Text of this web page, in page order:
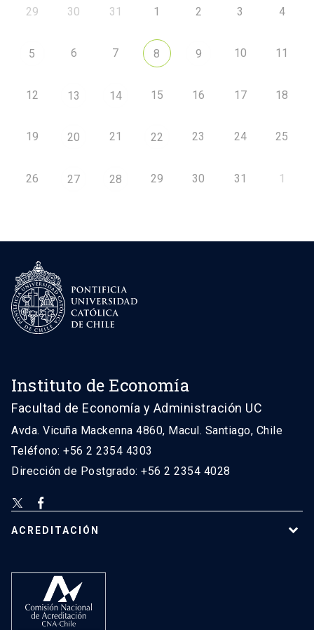
29 30 31 1 2 3 4
5 6 7 8 9 10 11
12 13 14 15 16 17 18
19 20 21 22 23 24 25
26 27 28 29 30 31 1
Instituto de Economía
Facultad de Economía y Administración UC
Avda. Vicuña Mackenna 4860, Macul. Santiago, Chile
Teléfono: +56 2 2354 4303
Dirección de Postgrado: +56 2 2354 4028
ACREDITACIÓN